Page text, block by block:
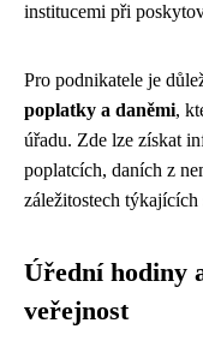
institucemi při
Pro podnikatele je
poplatky a daněmi,
úřadu. Zde lze získat
poplatcích, daních z
záležitostech
Úřední hodiny
veřejnost